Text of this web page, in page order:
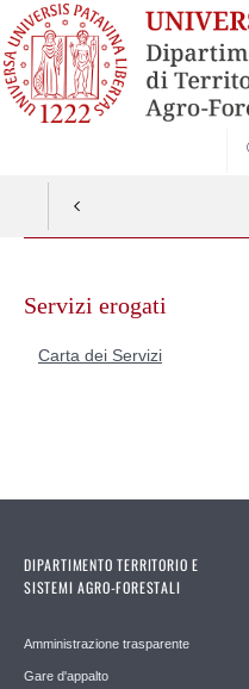
contentServizi erogati
Carta dei Servizi
DIPARTIMENTO TERRITORIO E
SISTEMI AGRO-FORESTALI
Amministrazione trasparente
Gare d'appalto